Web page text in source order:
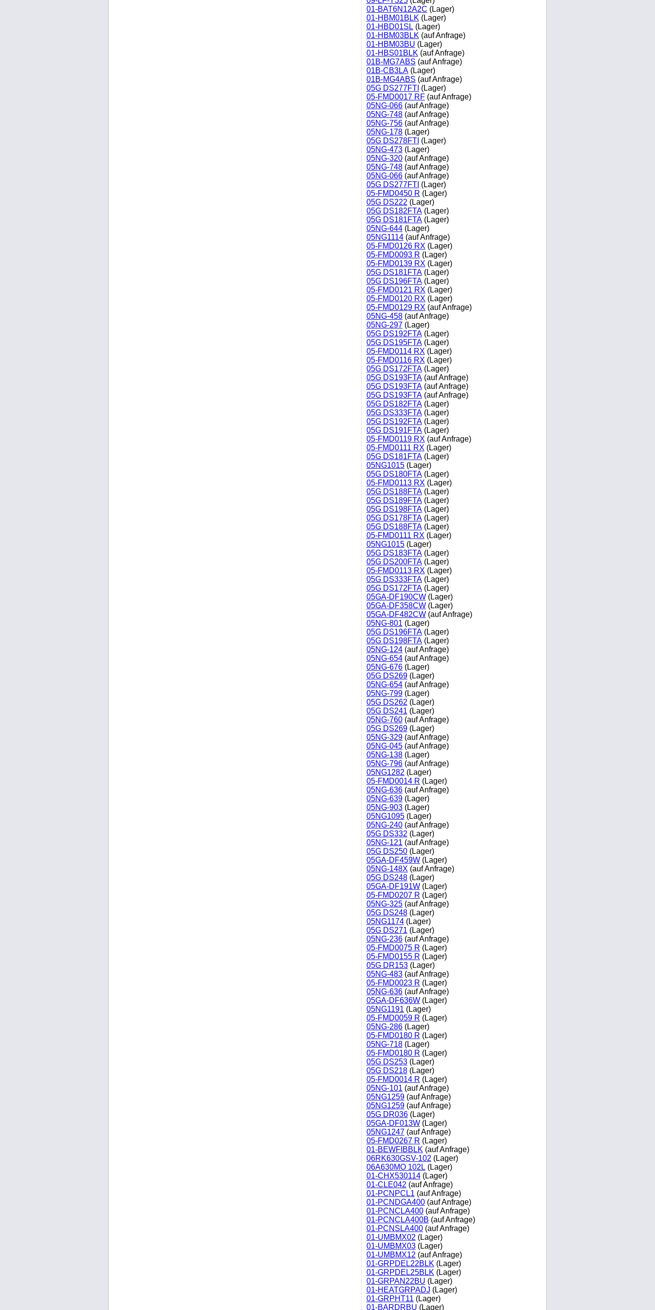
01-BAT6N12A2C (Lager)
01-HBM01BLK (Lager)
01-HBD01SL (Lager)
01-HBM03BLK (auf Anfrage)
01-HBM03BU (Lager)
01-HBS01BLK (auf Anfrage)
01B-MG7ABS (auf Anfrage)
01B-CB3LA(Lager)
01B-MG4ABS (auf Anfrage)
05G DS277FTI (Lager)
05-FMD0017 RF(auf Anfrage)
05NG-066(auf Anfrage)
05NG-748(auf Anfrage)
05NG-756(auf Anfrage)
05NG-178(Lager)
05G DS278FTI (Lager)
05NG-473(Lager)
05NG-320(auf Anfrage)
05NG-748(auf Anfrage)
05NG-066(auf Anfrage)
05G DS277FTI (Lager)
05-FMD0450 R (Lager)
05G DS222 (Lager)
05G DS182FTA(Lager)
05G DS181FTA(Lager)
05NG-644(Lager)
05NG1114(auf Anfrage)
05-FMD0126 RX (Lager)
05-FMD0093 R (Lager)
05-FMD0139 RX (Lager)
05G DS181FTA(Lager)
05G DS196FTA(Lager)
05-FMD0121 RX (Lager)
05-FMD0120 RX (Lager)
05-FMD0129 RX (auf Anfrage)
05NG-458(auf Anfrage)
05NG-297(Lager)
05G DS192FTA(Lager)
05G DS195FTA(Lager)
05-FMD0114 RX (Lager)
05-FMD0116 RX (Lager)
05G DS172FTA(Lager)
05G DS193FTA(auf Anfrage)
05G DS193FTA(auf Anfrage)
05G DS193FTA(auf Anfrage)
05G DS182FTA(Lager)
05G DS333FTA(Lager)
05G DS192FTA(Lager)
05G DS191FTA(Lager)
05-FMD0119 RX (auf Anfrage)
05-FMD0111 RX (Lager)
05G DS181FTA(Lager)
05NG1015(Lager)
05G DS180FTA(Lager)
05-FMD0113 RX (Lager)
05G DS188FTA(Lager)
05G DS189FTA(Lager)
05G DS198FTA(Lager)
05G DS178FTA(Lager)
05G DS188FTA(Lager)
05-FMD0111 RX (Lager)
05NG1015(Lager)
05G DS183FTA(Lager)
05G DS200FTA(Lager)
05-FMD0113 RX (Lager)
05G DS333FTA(Lager)
05G DS172FTA(Lager)
05GA-DF190CW(Lager)
05GA-DF358CW(Lager)
05GA-DF482CW(auf Anfrage)
05NG-801 (Lager)
05G DS196FTA(Lager)
05G DS198FTA(Lager)
05NG-124(auf Anfrage)
05NG-654(auf Anfrage)
05NG-676(Lager)
05G DS269(Lager)
05NG-654(auf Anfrage)
05NG-799(Lager)
05G DS262 (Lager)
05G DS241 (Lager)
05NG-760(auf Anfrage)
05G DS269(Lager)
05NG-329(auf Anfrage)
05NG-045(auf Anfrage)
05NG-138(Lager)
05NG-796(auf Anfrage)
05NG1282 (Lager)
05-FMD0014 R (Lager)
05NG-636(auf Anfrage)
05NG-639(Lager)
05NG-903(Lager)
05NG1095(Lager)
05NG-240(auf Anfrage)
05G DS332 (Lager)
05NG-121 (auf Anfrage)
05G DS250(Lager)
05GA-DF459W(Lager)
05NG-148X (auf Anfrage)
05G DS248(Lager)
05GA-DF191W(Lager)
05-FMD0207 R (Lager)
05NG-325(auf Anfrage)
05G DS248(Lager)
05NG1174(Lager)
05G DS271 (Lager)
05NG-236(auf Anfrage)
05-FMD0075 R (Lager)
05-FMD0155 R (Lager)
05G DR153(Lager)
05NG-483(auf Anfrage)
05-FMD0023 R (Lager)
05NG-636(auf Anfrage)
05GA-DF636W(Lager)
05NG1191 (Lager)
05-FMD0059 R (Lager)
05NG-286(Lager)
05-FMD0180 R (Lager)
05NG-718(Lager)
05-FMD0180 R (Lager)
05G DS253(Lager)
05G DS218(Lager)
05-FMD0014 R (Lager)
05NG-101 (auf Anfrage)
05NG1259(auf Anfrage)
05NG1259(auf Anfrage)
05G DR036(Lager)
05GA-DF013W(Lager)
05NG1247(auf Anfrage)
05-FMD0267 R (Lager)
01-BEWFIBBLK (auf Anfrage)
06RK630GSV-102 (Lager)
06A630MO 102L (Lager)
01-CHX530114(Lager)
01-CLE042 (auf Anfrage)
01-PCNPCL1 (auf Anfrage)
01-PCNDGA400(auf Anfrage)
01-PCNCLA400(auf Anfrage)
01-PCNCLA400B (auf Anfrage)
01-PCNSLA400(auf Anfrage)
01-UMBMX02 (Lager)
01-UMBMX03(Lager)
01-UMBMX12 (auf Anfrage)
01-GRPDEL22BLK (Lager)
01-GRPDEL25BLK (Lager)
01-GRPAN22BU (Lager)
01-HEATGRPADJ (Lager)
01-GRPHT11 (Lager)
01-BARDRBU (Lager)